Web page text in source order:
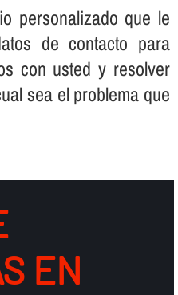
personalizado que le
de contacto para
con usted y resolver
sea el problema que
EN